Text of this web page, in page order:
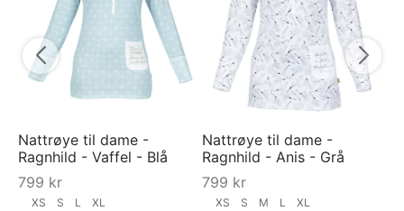
Nattrøye til dame -
Ragnhild - Vaffel - Blå
799 kr
XS S L XL
Nattrøye til dame -
Ragnhild - Anis - Grå
799 kr
XS S M L XL